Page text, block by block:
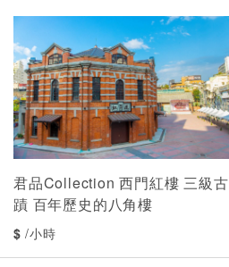
君品Collection 西門紅樓 三級古
蹟 百年歷史的八角樓
$/小時